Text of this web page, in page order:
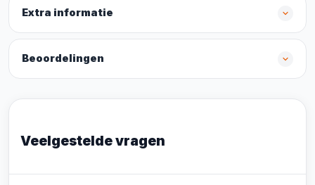
Extra informatie
Beoordelingen
Veelgestelde vragen